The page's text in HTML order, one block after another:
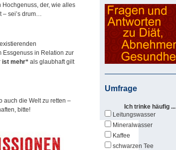
Hochgenuss, der, wie alles
– sei’s drum…
Essgenuss in Relation zur
ist mehr“ als glaubhaft gilt
auch die Welt zu retten –
bitte!
Umfrage
Ich trinke häufig ...
Leitungswasser
Mineralwasser
Kaffee
schwarzen Tee